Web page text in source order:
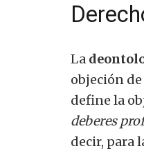
La
objeción
define la
deberes
decir, para